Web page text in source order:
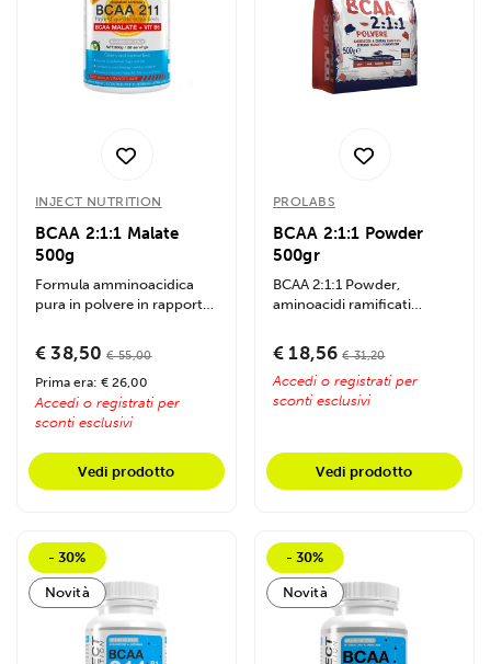
INJECT NUTRITION
BCAA 2:1:1 Malate
500g
Formula amminoacidica
pura in polvere in rapporto
altissima...
€ 38,50 € 55,00
Prima era: € 26,00
Accedi o registrati per
sconti esclusivi
Vedi prodotto
PROLABS
BCAA 2:1:1 Powder
500gr
BCAA 2:1:1 Powder,
aminoacidi ramificati
con vitamine B1 e B6,...
€ 18,56 € 31,20
Accedi o registrati per
sconti esclusivi
Vedi prodotto
- 30%
Novità
- 30%
Novità